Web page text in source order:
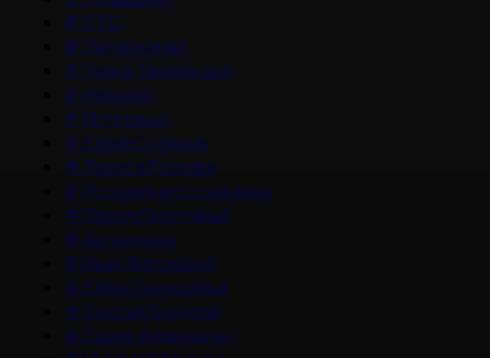
# СТС
# Пятый канал
# Чайка Терешкова
# Невский
# Интервью
# Юрий Стоянов
#Лариса Гузеева
# История его служанки
# Павел Прилучный
#Актер кино
# Иван Янковский
# Юлия Пересильд
# Сергей Бурунов
# Сарик Андреасян